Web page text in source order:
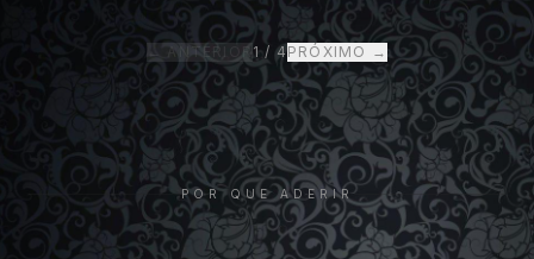
← ANTERIOR1 /4PRÓXIMO →
POR QUE ADERIR